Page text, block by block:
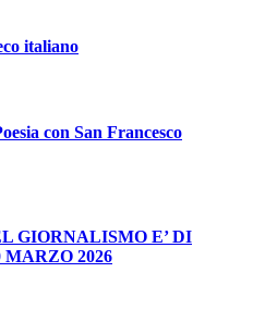
italiano
con San Francesco
GIORNALISMO E’ DI
2026